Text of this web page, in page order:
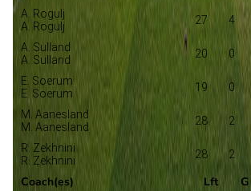
A. Rogulj
A. Rogulj
27 4
A. Sulland
A. Sulland
20 0
E. Soerum
E. Soerum
19 0
M. Aanesland
M. Aanesland
28 2
R. Zekhnini
R. Zekhnini
28 2
Coach(es) Lft G